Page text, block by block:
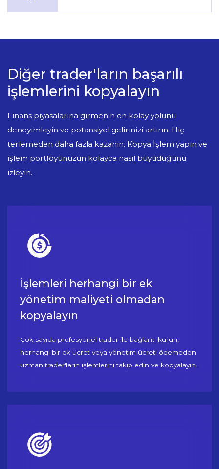
Diğer trader'ların başarılı
işlemlerini kopyalayın
Finans piyasalarına girmenin en kolay yolunu
deneyimleyin ve potansiyel gelirinizi artırın. Hiç
terlemeden daha fazla kazanın. Kopya İşlem yapın ve
işlem portföyünüzün kolayca nasıl büyüdüğünü
izleyin.
İşlemleri herhangi bir ek
yönetim maliyeti olmadan
kopyalayın
Çok sayıda profesyonel trader ile bağlantı kurun,
herhangi bir ek ücret veya yönetim ücreti ödemeden
uzman trader'ların işlemlerini takip edin ve kopyalayın.